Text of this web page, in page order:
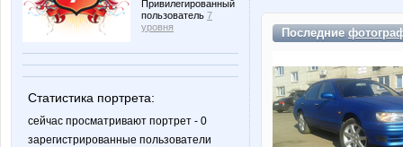
Привилегированный
пользователь 7
уровня
Статистика портрета:
сейчас просматривают портрет - 0
зарегистрированные пользователи
Последние